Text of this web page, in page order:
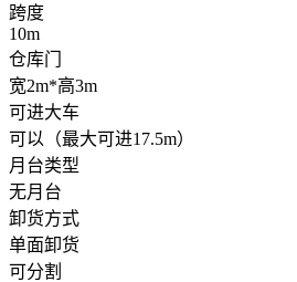
跨度
10m
仓库门
宽2m*高3m
可进大车
可以（最大可进17.5m）
月台类型
无月台
卸货方式
单面卸货
可分割